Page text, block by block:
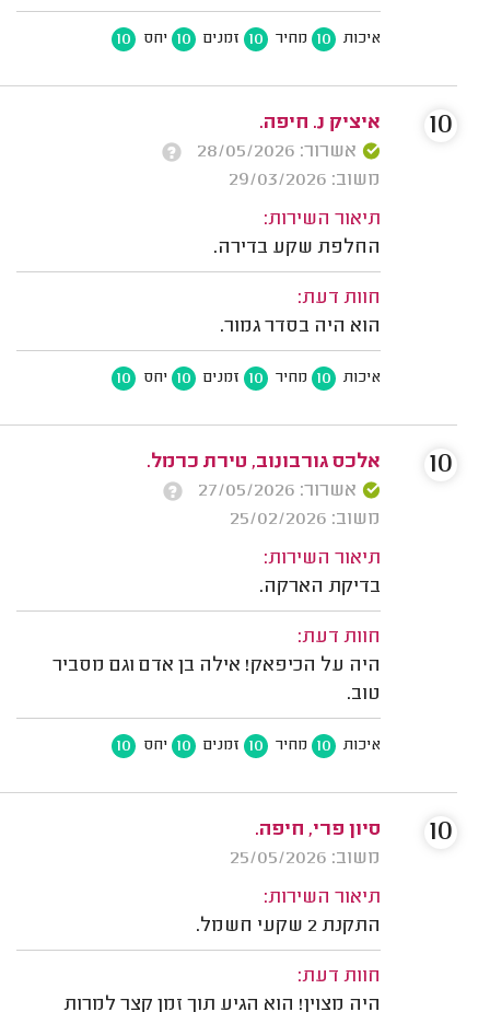
איכות 10 מחיר 10 זמנים 10 יחס 10
איציק נ. חיפה.
אשרור: 28/05/2026
משוב: 29/03/2026
תיאור השירות:
החלפת שקע בדירה.
חוות דעת:
הוא היה בסדר גמור.
איכות 10 מחיר 10 זמנים 10 יחס 10
10
אלכס גורבונוב, טירת כרמל.
אשרור: 27/05/2026
משוב: 25/02/2026
תיאור השירות:
בדיקת הארקה.
חוות דעת:
היה על הכיפאק! אילה בן אדם וגם מסביר
טוב.
איכות 10 מחיר 10 זמנים 10 יחס 10
10
סיון פרי, חיפה.
משוב: 25/05/2026
תיאור השירות:
התקנת 2 שקעי חשמל.
חוות דעת:
היה מצוין! הוא הגיע תוך זמן קצר למרות
10